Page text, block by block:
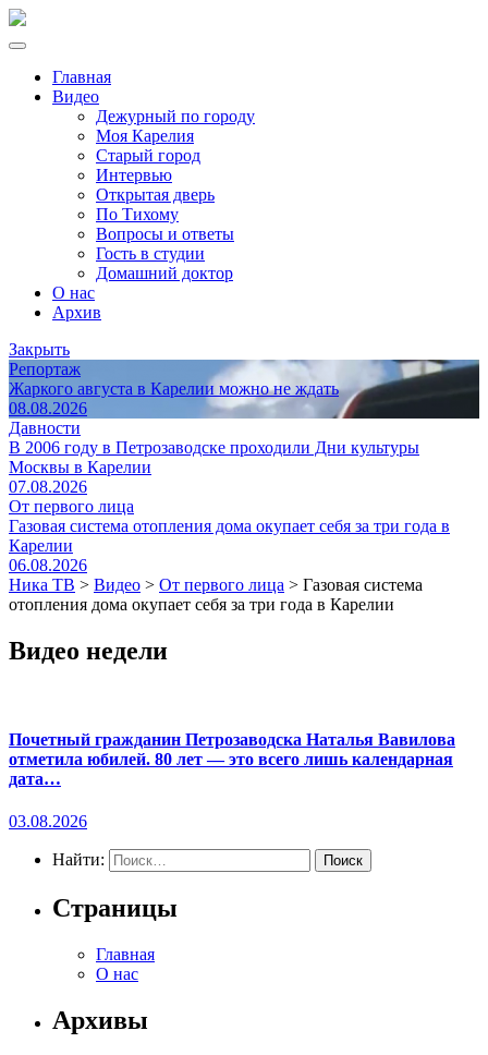
Главная
Видео
Дежурный по городу
Моя Карелия
Старый город
Интервью
Открытая дверь
По Тихому
Вопросы и ответы
Гость в студии
Домашний доктор
О нас
Архив
Закрыть
Репортаж
Жаркого августа в Карелии можно не ждать
08.08.2026
Давности
В 2006 году в Петрозаводске проходили Дни культуры
Москвы в Карелии
07.08.2026
От первого лица
Газовая система отопления дома окупает себя за три года в
Карелии
06.08.2026
Ника ТВ > Видео > От первого лица > Газовая система
отопления дома окупает себя за три года в Карелии
Видео недели
Почетный гражданин Петрозаводска Наталья Вавилова
отметила юбилей. 80 лет — это всего лишь календарная
дата…
03.08.2026
Найти:
Страницы
Главная
О нас
Архивы